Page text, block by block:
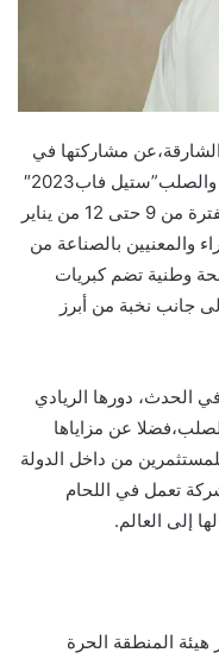
مشاركتها في
فعاليات النسخة الـ 18 من معرض الفولاذ والصلب”ستيل فاب2023″
الذي ينظمه مركز إكسبو الشارقة خلال الفترة من 9 حتى 12 من يناير
والمعنيين بالصناعة من
وطنية تضم كبريات
جانب نخبة من أبرز
الحدث، دورها الريادي
عن مزاياها
من داخل الدولة
لاسيما وأنها تضمأكثر من 180 شركة تعمل في اللحام
إلى العالم.
المنطقة الحرة